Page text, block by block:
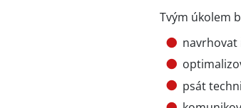
Tvým úkolem
navrhovat
psát